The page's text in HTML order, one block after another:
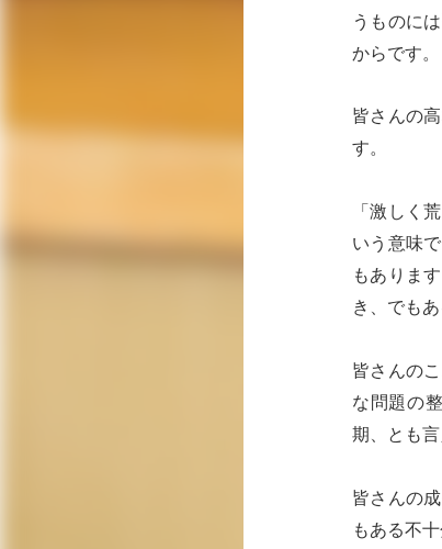
うものに
からです。
皆さんの
す。
「激しく
いう意味
もありま
き、でもあ
皆さんの
な問題の
期、とも言
皆さんの
もある不